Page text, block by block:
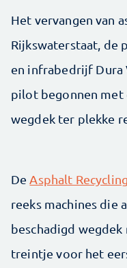
Het vervangen van
Rijkswaterstaat, de
en infrabedrijf Dura
pilot begonnen
wegdek ter plekke
DeAsphalt
reeks machines die
beschadigd
treintje voor het